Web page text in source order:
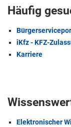
Häufig
iKfz - KFZ-
Karriere
Elektronischer